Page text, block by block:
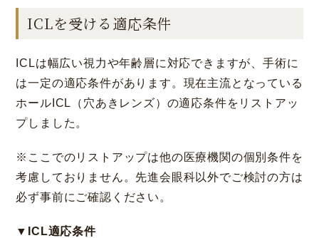
ICLを受ける適応条件
ICLは幅広い視力や年齢層に対応できますが、手術に
は一定の適応条件があります。現在主流となっている
ホールICL（穴あきレンズ）の適応条件をリストアッ
プしました。
※ここでのリストアップは他の医療機関の個別条件を
考慮しておりません。先進会眼科以外でご検討の方は
必ず事前にご確認ください。
▼ICL適応条件